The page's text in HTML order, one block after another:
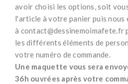
avoir choisi les options, soit
l'article à votre panier puis nous
à contact@dessinemoimafete.fr
les différents éléments de
votre numéro de commande.
Une maquette vous sera
36h ouvrées après votre